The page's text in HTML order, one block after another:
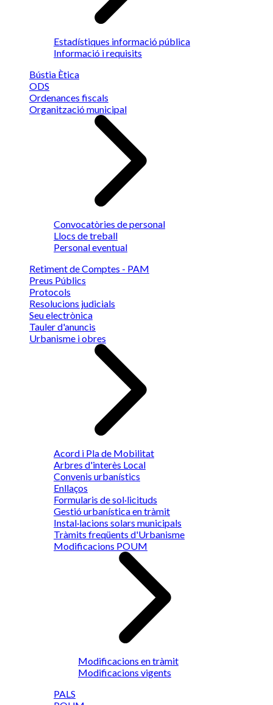
Estadístiques informació pública
Informació i requisits
Bústia Ètica
ODS
Ordenances fiscals
Organització municipal
Convocatòries de personal
Llocs de treball
Personal eventual
Retiment de Comptes - PAM
Preus Públics
Protocols
Resolucions judicials
Seu electrònica
Tauler d'anuncis
Urbanisme i obres
Acord i Pla de Mobilitat
Arbres d'interès Local
Convenis urbanístics
Enllaços
Formularis de sol·licituds
Gestió urbanística en tràmit
Instal·lacions solars municipals
Tràmits freqüents d'Urbanisme
Modificacions POUM
Modificacions en tràmit
Modificacions vigents
PALS